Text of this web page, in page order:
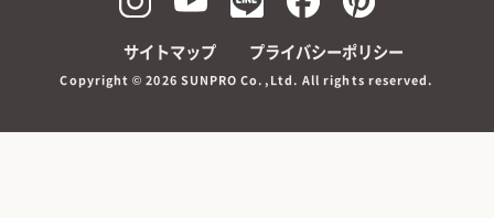
サイトマップ プライバシーポリシー
Copyright ©2026 SUNPRO Co.,Ltd. All rights reserved.